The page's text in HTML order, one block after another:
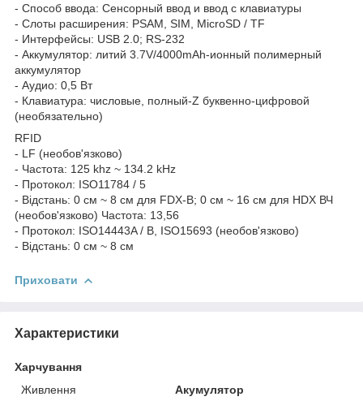
- Способ ввода: Сенсорный ввод и ввод с клавиатуры
- Слоты расширения: PSAM, SIM, MicroSD / TF
- Интерфейсы: USB 2.0; RS-232
- Аккумулятор: литий 3.7V/4000mAh-ионный полимерный
аккумулятор
- Аудио: 0,5 Вт
- Клавиатура: числовые, полный-Z буквенно-цифровой
(необязательно)
RFID
- LF (необов'язково)
- Частота: 125 khz ~ 134.2 kHz
- Протокол: ISO11784 / 5
- Відстань: 0 см ~ 8 см для FDX-B; 0 см ~ 16 см для HDX ВЧ
(необов'язково) Частота: 13,56
- Протокол: ISO14443A / B, ISO15693 (необов'язково)
- Відстань: 0 см ~ 8 см
Приховати
Характеристики
Харчування
Живлення
Акумулятор